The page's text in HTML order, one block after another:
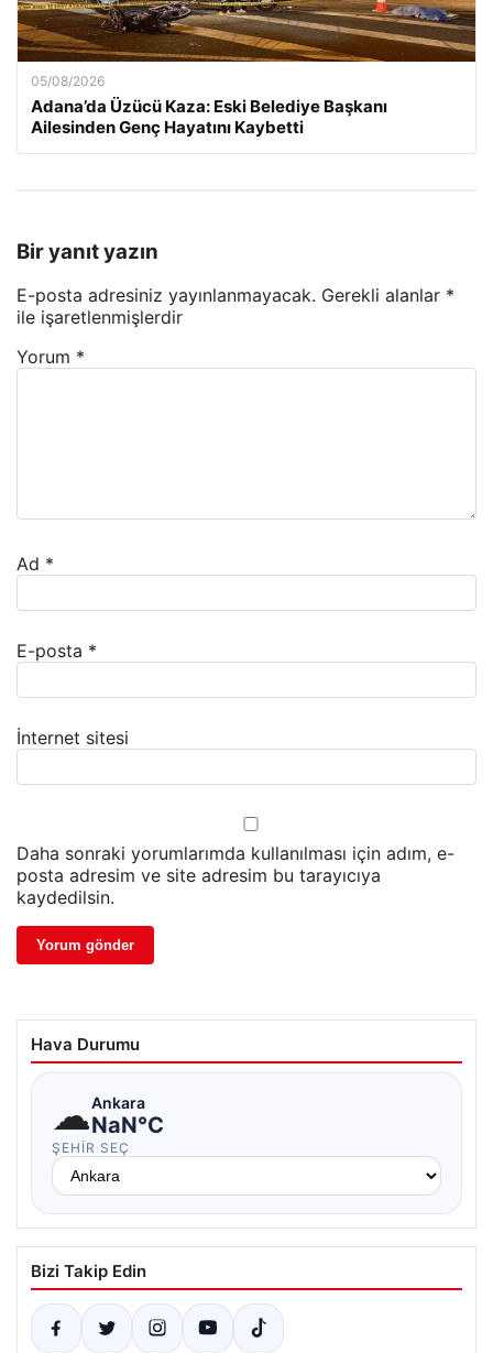
05/08/2026
Adana’da Üzücü Kaza: Eski Belediye Başkanı
Ailesinden Genç Hayatını Kaybetti
Bir yanıt yazın
E-posta adresiniz yayınlanmayacak. Gerekli alanlar *
ile işaretlenmişlerdir
Yorum *
Ad *
E-posta *
İnternet sitesi
Daha sonraki yorumlarımda kullanılması için adım, e-
posta adresim ve site adresim bu tarayıcıya
kaydedilsin.
Hava Durumu
☁Ankara
NaN°C
ŞEHIR SEÇ
Bizi Takip Edin